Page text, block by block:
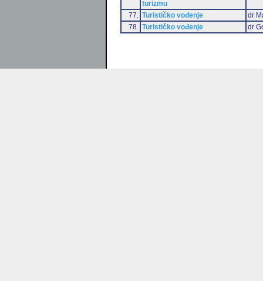
turizmu
77.
Turističko vođenje
dr
78.
Turističko vođenje dr